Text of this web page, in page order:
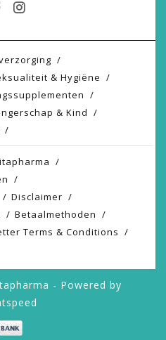
& Hygiëne
& Kind
Disclaimer
Betaalmethoden
Terms & Conditions
- Powered by